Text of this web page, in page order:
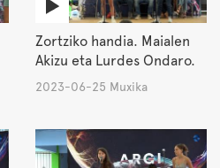
Zortziko handia. Maialen
Akizu eta Lurdes Ondaro.
2023-06-25 Muxika